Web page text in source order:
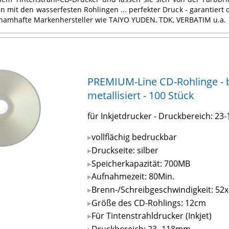
mit den wasserfesten Rohlingen ... perfekter Druck - garantiert
Markenhersteller wie TAIYO YUDEN, TDK, VERBATIM u.a.
PREMIUM-Line CD-
metallisiert - 100 Stück
für Inkjetdrucker - Druckbereich: 23-
vollflächig bedruckbar
Druckseite: silber
Speicherkapazität: 700MB
Aufnahmezeit: 80Min.
Brenn-/Schreibgeschwindigkeit: 52x
Größe des CD-Rohlings: 12cm
Für Tintenstrahldrucker (Inkjet)